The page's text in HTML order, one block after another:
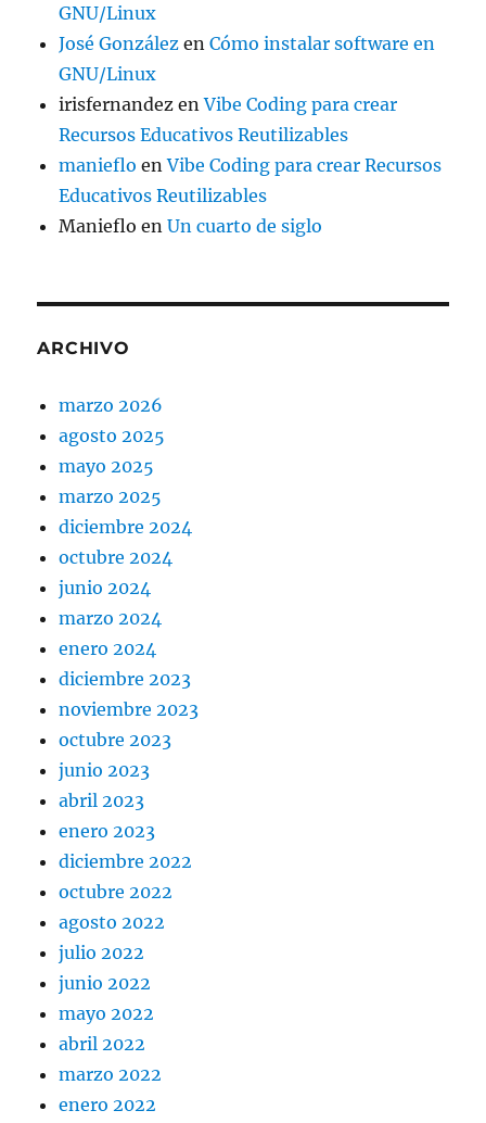
GNU/Linux
José González enCómo instalar software en
GNU/Linux
irisfernandez enVibe Coding para crear
Recursos Educativos Reutilizables
manieflo enVibe Coding para crear Recursos
Educativos Reutilizables
Manieflo enUn cuarto de siglo
ARCHIVO
marzo 2026
agosto 2025
mayo 2025
marzo 2025
diciembre 2024
octubre 2024
junio 2024
marzo 2024
enero 2024
diciembre 2023
noviembre 2023
octubre 2023
junio 2023
abril 2023
enero 2023
diciembre 2022
octubre 2022
agosto 2022
julio 2022
junio 2022
mayo 2022
abril 2022
marzo 2022
enero 2022